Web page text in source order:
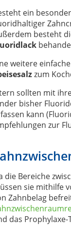
ein
besteht
weitere
zum
sollten mit
bisher
kann
zur
die Bereiche
sie mithilfe
Zahnbelag
das